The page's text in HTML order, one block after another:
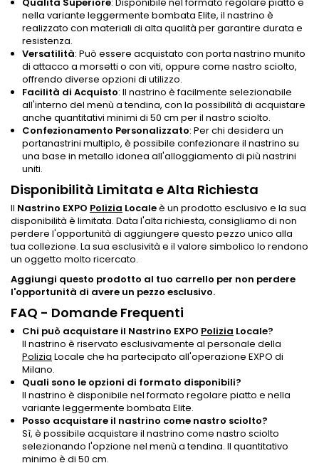
nella variante leggermente bombata Elite, il nastrino è
realizzato con materiali di alta qualità per garantire durata e
resistenza.
Versatilità: Può essere acquistato con porta nastrino munito
di attacco a morsetti o con viti, oppure come nastro sciolto,
offrendo diverse opzioni di utilizzo.
Facilità di Acquisto: Il nastrino è facilmente selezionabile
all'interno del menù a tendina, con la possibilità di acquistare
anche quantitativi minimi di 50 cm per il nastro sciolto.
Confezionamento Personalizzato: Per chi desidera un
portanastrini multiplo, è possibile confezionare il nastrino su
una base in metallo idonea all'alloggiamento di più nastrini
uniti.
Disponibilità Limitata e Alta Richiesta
Il Nastrino EXPO Polizia Localeè un prodotto esclusivo e la sua
disponibilità è limitata. Data l'alta richiesta, consigliamo di non
perdere l'opportunità di aggiungere questo pezzo unico alla
tua collezione. La sua esclusività e il valore simbolico lo rendono
un oggetto molto ricercato.
Aggiungi questo prodotto al tuo carrello per non perdere
l'opportunità di avere un pezzo esclusivo.
FAQ - Domande Frequenti
Chi può acquistare il Nastrino EXPO Polizia Locale?
Il nastrino è riservato esclusivamente al personale della
Polizia Locale che ha partecipato all'operazione EXPO di
Milano.
Quali sono le opzioni di formato disponibili?
Il nastrino è disponibile nel formato regolare piatto e nella
variante leggermente bombata Elite.
Posso acquistare il nastrino come nastro sciolto?
Sì, è possibile acquistare il nastrino come nastro sciolto
selezionando l'opzione nel menù a tendina. Il quantitativo
minimo è di 50 cm.